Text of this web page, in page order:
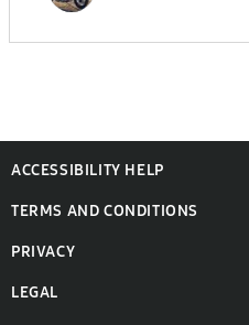
ACCESSIBILITY HELP
TERMS AND CONDITIONS
PRIVACY
LEGAL